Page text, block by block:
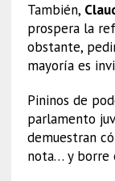
También,
prospera la
obstante,
mayoría es
Pininos de
parlamento
demuestran
nota… y borre